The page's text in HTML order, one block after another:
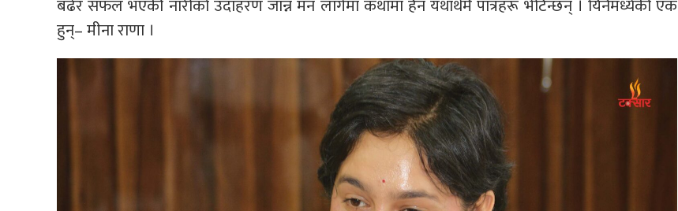
बढेर सफल भएकी नारीको उदाहरण जान्न मन लागेमा कथामा हैन यथार्थमै पात्रहरू भेटिन्छन् । यिनैमध्येकी एक
हुन्– मीना राणा ।